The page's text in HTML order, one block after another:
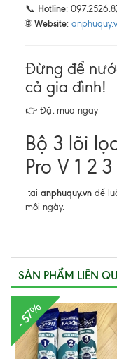
📞 Hotline:
🌐 Website:
Đừng để
cả gia đình!
👉 Đặt mua ngay
Bộ 3 lõi
Pro V 1 2
tại anphuquy.vn để
mỗi ngày.
SẢN PHẨM LIÊN
- 57%